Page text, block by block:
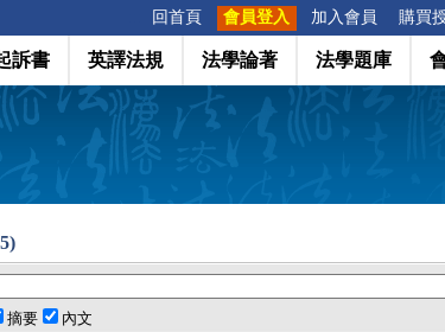
回首頁 會員登入 加入會員 購買
訴書 英譯法規 法學論著 法學題庫
摘要 內文